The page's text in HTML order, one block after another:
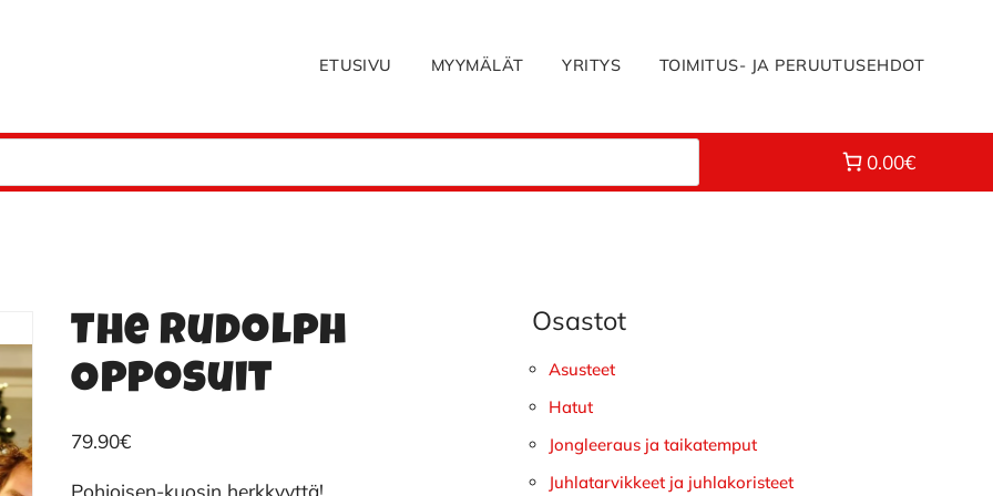
ETUSIVU MYYMÄLÄT YRITYS TOIMITUS- JA PERUUTUSEHDOT
0.00€
The Rudolph
Opposuit
79.90€
Pohjoisen-kuosin herkkyyttä!
Ensisijainen
sivupalkki
Osastot
Asusteet
Hatut
Jongleeraus ja taikatemput
Juhlatarvikkeet ja juhlakoristeet